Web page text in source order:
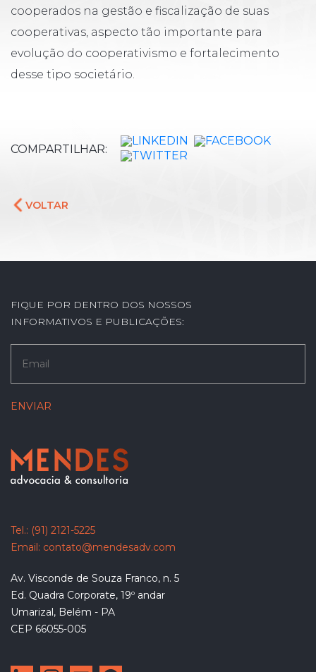
cooperados na gestão e fiscalização de suas
cooperativas, aspecto tão importante para
evolução do cooperativismo e fortalecimento
desse tipo societário.
VOLTAR
COMPARTILHAR:
Tel.: (91) 2121-5225
Email: contato@mendesadv.com
Av. Visconde de Souza Franco, n. 5
Ed. Quadra Corporate, 19º andar
Umarizal, Belém - PA
CEP 66055-005
FIQUE POR DENTRO DOS NOSSOS
INFORMATIVOS E PUBLICAÇÕES: